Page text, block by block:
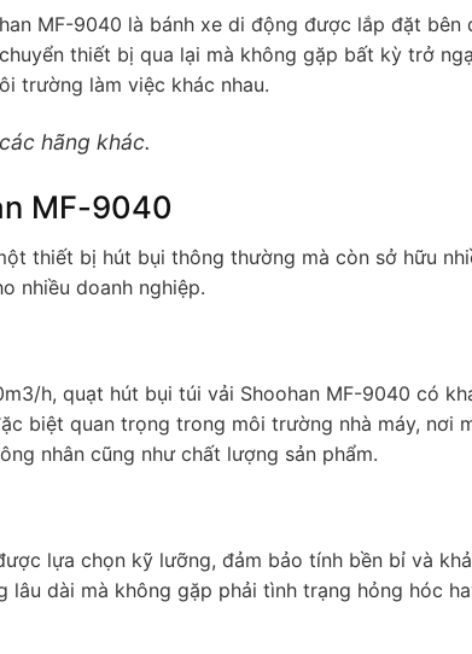
MF-9040 là bánh xe di động được lắp đặt bên
thiết bị qua lại mà không gặp bất kỳ trở
trường làm việc khác nhau.
hãng khác.
MF-9040
thiết bị hút bụi thông thường mà còn sở hữu
nhiều doanh nghiệp.
h, quạt hút bụi túi vải Shoohan MF-9040 có
biệt quan trọng trong môi trường nhà máy, nơi
nhân cũng như chất lượng sản phẩm.
lựa chọn kỹ lưỡng, đảm bảo tính bền bỉ và khả
dài mà không gặp phải tình trạng hỏng hóc